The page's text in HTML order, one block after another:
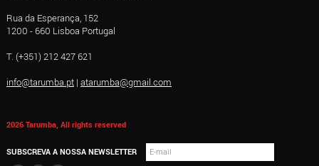
Rua da Esperança, 152
1200 - 660 Lisboa Portugal
T. (+351) 212 427 621
info@tarumba.pt| atarumba@gmail.com
2026 Tarumba, All rights reserved
SUBSCREVA A NOSSA NEWSLETTER